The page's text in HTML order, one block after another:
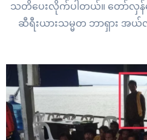
သတိပေးလိုက်ပါတယ်။ တော်လှန်
ဆီရီးယားသမ္မတ ဘာရှား
ထားပါတယ်။ ဆီး